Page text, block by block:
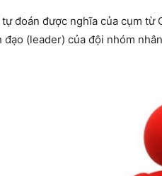
đoán được nghĩa của cụm từ
(leader) của đội nhóm